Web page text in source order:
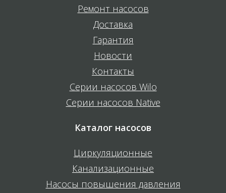
Ремонт насосов
Доставка
Гарантия
Новости
Контакты
Серии насосов Wilo
Серии насосов Native
Каталог насосов
Циркуляционные
Канализационные
Насосы повышения давления